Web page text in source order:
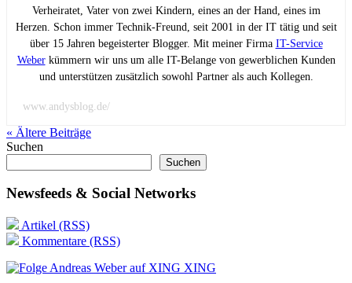
Verheiratet, Vater von zwei Kindern, eines an der Hand, eines im
Herzen. Schon immer Technik-Freund, seit 2001 in der IT tätig und seit
über 15 Jahren begeisterter Blogger. Mit meiner Firma IT-Service
Weberkümmern wir uns um alle IT-Belange von gewerblichen Kunden
und unterstützen zusätzlich sowohl Partner als auch Kollegen.
www.andysblog.de/
« Ältere Beiträge
Suchen
Suchen
Newsfeeds & Social Networks
Artikel (RSS)
Kommentare (RSS)
XING